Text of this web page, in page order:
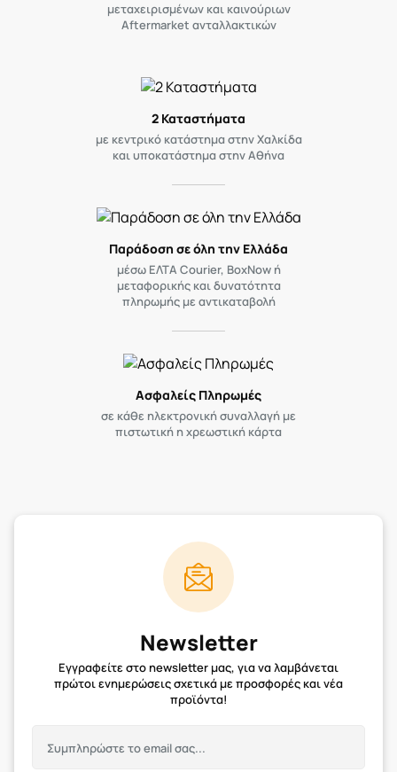
μεταχειρισμένων και καινούριων
Aftermarket ανταλλακτικών
2 Καταστήματα
με κεντρικό κατάστημα στην Χαλκίδα
και υποκατάστημα στην Αθήνα
Παράδοση σε όλη την Ελλάδα
μέσω ΕΛΤΑ Courier, BoxNow ή
μεταφορικής και δυνατότητα
πληρωμής με αντικαταβολή
Ασφαλείς Πληρωμές
σε κάθε ηλεκτρονική συναλλαγή με
πιστωτική η χρεωστική κάρτα
Newsletter
Εγγραφείτε στο newsletter μας, για να λαμβάνεται
πρώτοι ενημερώσεις σχετικά με προσφορές και νέα
προϊόντα!